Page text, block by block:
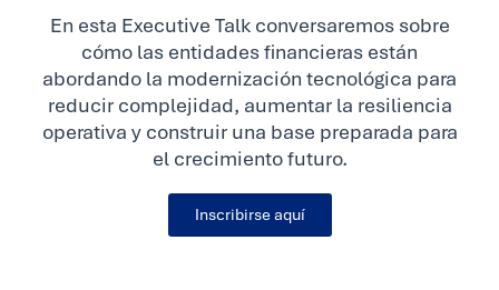
En esta Executive Talk conversaremos sobre
cómo las entidades financieras están
abordando la modernización tecnológica para
reducir complejidad, aumentar la resiliencia
operativa y construir una base preparada para
el crecimiento futuro.
Inscribirse aquí